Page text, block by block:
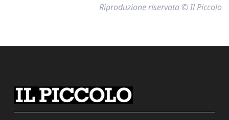
Riproduzione riservata © Il Piccolo